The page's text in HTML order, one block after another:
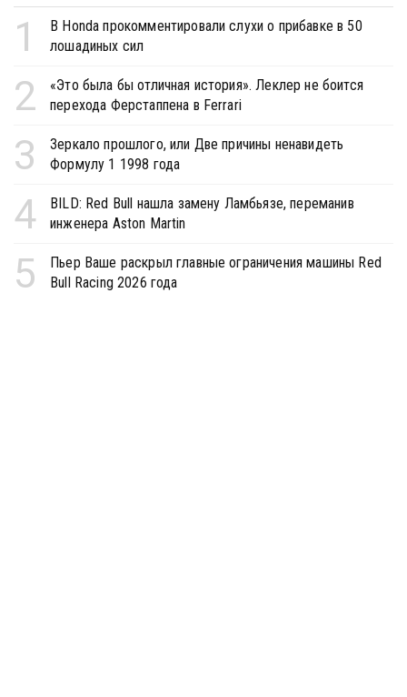
1
В Honda прокомментировали слухи о прибавке в 50
лошадиных сил
2
«Это была бы отличная история». Леклер не боится
перехода Ферстаппена в Ferrari
3
Зеркало прошлого, или Две причины ненавидеть
Формулу 1 1998 года
4
BILD: Red Bull нашла замену Ламбьязе, переманив
инженера Aston Martin
5
Пьер Ваше раскрыл главные ограничения машины Red
Bull Racing 2026 года